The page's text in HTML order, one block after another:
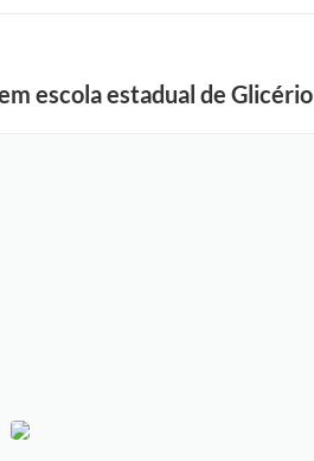
escola estadual de Glicério